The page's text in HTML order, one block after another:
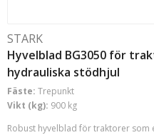
STARK
Hyvelblad BG3050 för
hydrauliska stödhjul
Fäste: Trepunkt
Vikt (kg): 900 kg
Robust hyvelblad för traktorer som